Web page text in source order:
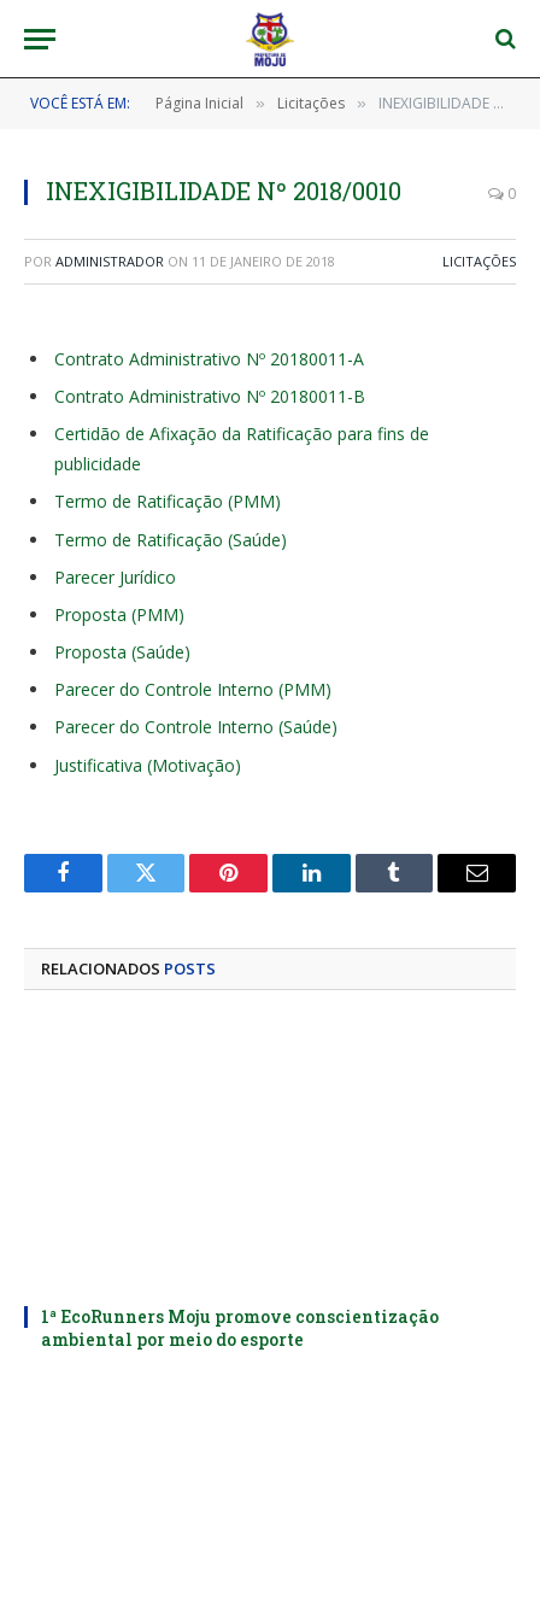
VOCÊ ESTÁ EM: Página Inicial » Licitações » INEXIGIBILIDADE Nº 2018/0010
INEXIGIBILIDADE Nº 2018/0010 0
POR ADMINISTRADOR ON 11 DE JANEIRO DE 2018 LICITAÇÕES
Contrato Administrativo Nº 20180011-A
Contrato Administrativo Nº 20180011-B
Certidão de Afixação da Ratificação para fins de
publicidade
Termo de Ratificação (PMM)
Termo de Ratificação (Saúde)
Parecer Jurídico
Proposta (PMM)
Proposta (Saúde)
Parecer do Controle Interno (PMM)
Parecer do Controle Interno (Saúde)
Justificativa (Motivação)
FacebookTwitter Pinterest LinkedInTumblr
E-
RELACIONADOS POSTS
1ª EcoRunners Moju promove conscientização
ambiental por meio do esporte